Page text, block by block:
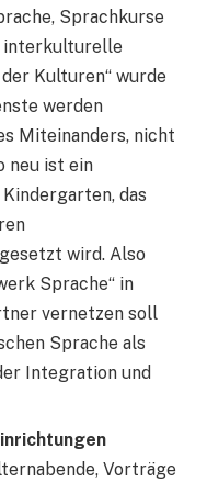
Sprachkurse
interkulturelle
Kulturen“ wurde
werden
Miteinanders, nicht
neu ist ein
das
wird. Also
Sprache“ in
vernetzen soll
Sprache als
Integration und
Vorträge